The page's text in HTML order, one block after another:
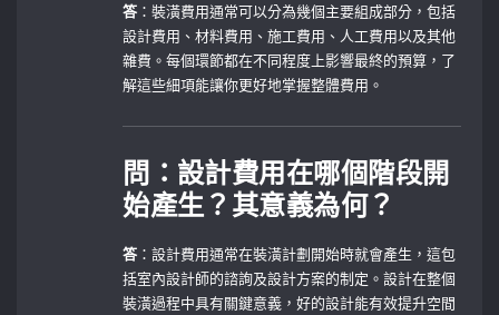
答 ：裝潢費用通常可以分為幾個主要組成部分，包括
設計費用、材料費用、施工費用、人工費用以及其他
雜費。每個環節都在不同程度上影響最終的預算，了
解這些細項能讓你更好地掌握整體費用。
問：設計費用在哪個階段開
始產生？其意義為何？
答 ：設計費用通常在裝潢計劃開始時就會產生，這包
括室內設計師的諮詢及設計方案的制定。設計在整個
裝潢過程中具有關鍵意義，好的設計能有效提升空間